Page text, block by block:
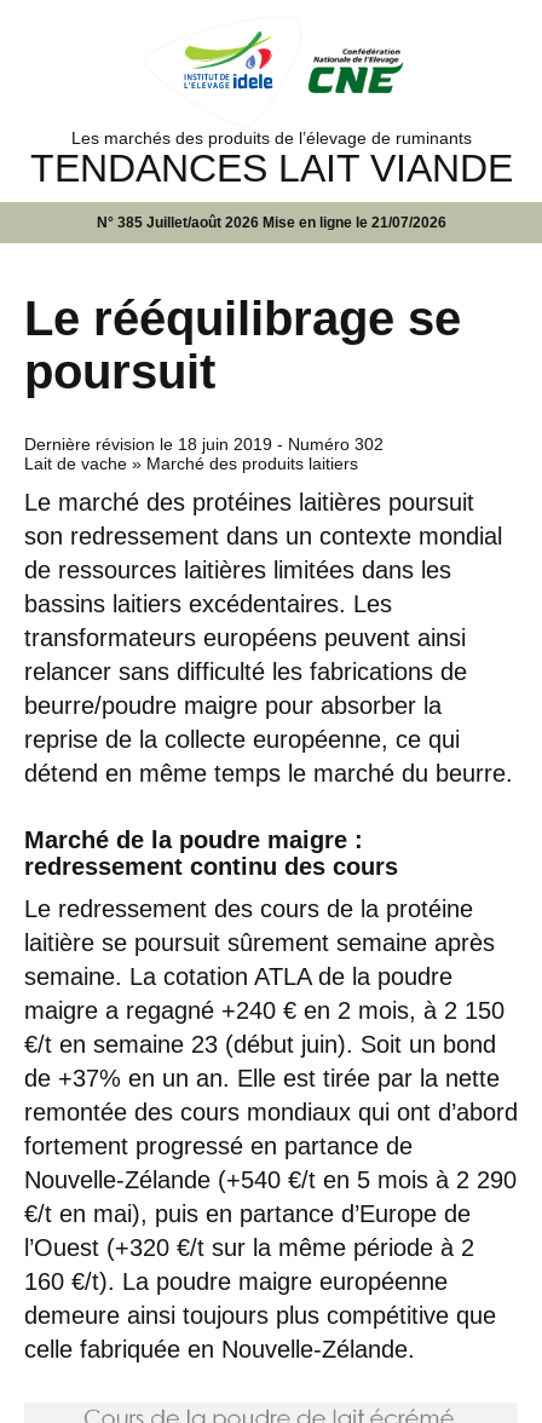
Les marchés des produits de l’élevage de ruminants
TENDANCES LAIT VIANDE
N° 385 Juillet/août 2026 Mise en ligne le 21/07/2026
Le rééquilibrage se
poursuit
Dernière révision le 18 juin 2019 - Numéro 302
Lait de vache » Marché des produits laitiers
Le marché des protéines laitières poursuit
son redressement dans un contexte mondial
de ressources laitières limitées dans les
bassins laitiers excédentaires. Les
transformateurs européens peuvent ainsi
relancer sans difficulté les fabrications de
beurre/poudre maigre pour absorber la
reprise de la collecte européenne, ce qui
détend en même temps le marché du beurre.
Marché de la poudre maigre :
redressement continu des cours
Le redressement des cours de la protéine
laitière se poursuit sûrement semaine après
semaine. La cotation ATLA de la poudre
maigre a regagné +240 € en 2 mois, à 2 150
€/t en semaine 23 (début juin). Soit un bond
de +37% en un an. Elle est tirée par la nette
remontée des cours mondiaux qui ont d’abord
fortement progressé en partance de
Nouvelle-Zélande (+540 €/t en 5 mois à 2 290
€/t en mai), puis en partance d’Europe de
l’Ouest (+320 €/t sur la même période à 2
160 €/t). La poudre maigre européenne
demeure ainsi toujours plus compétitive que
celle fabriquée en Nouvelle-Zélande.